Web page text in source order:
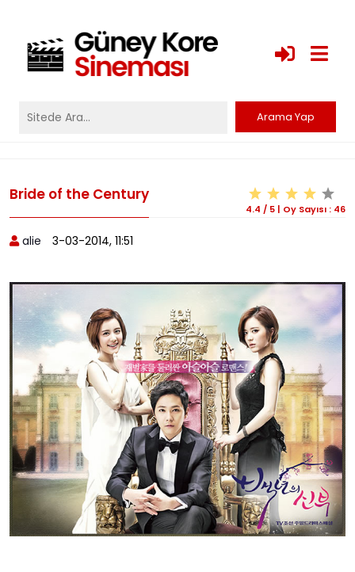
Bride of the Century
4.4 / 5 | Oy Sayısı : 46
alie 3-03-2014, 11:51